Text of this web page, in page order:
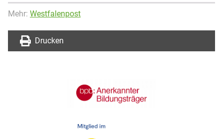
Mehr: Westfalenpost
Drucken